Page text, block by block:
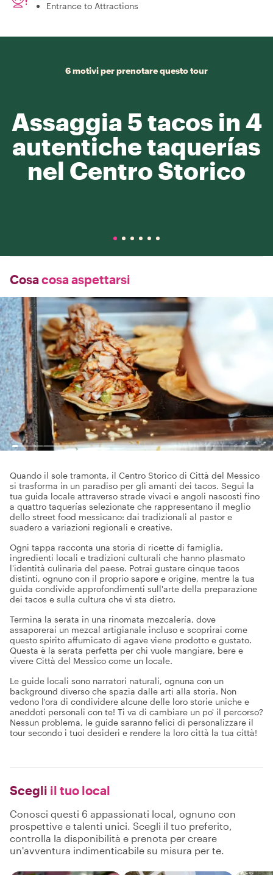
Entrance to Attractions
6 motivi per prenotare questo tour
Assaggia 5 tacos in 4
autentiche taquerías
nel Centro Storico
Cosa cosa aspettarsi
Quando il sole tramonta, il Centro Storico di Città del Messico
si trasforma in un paradiso per gli amanti dei tacos. Segui la
tua guida locale attraverso strade vivaci e angoli nascosti fino
a quattro taquerías selezionate che rappresentano il meglio
dello street food messicano: dai tradizionali al pastor e
suadero a variazioni regionali e creative.
Ogni tappa racconta una storia di ricette di famiglia,
ingredienti locali e tradizioni culturali che hanno plasmato
l'identità culinaria del paese. Potrai gustare cinque tacos
distinti, ognuno con il proprio sapore e origine, mentre la tua
guida condivide approfondimenti sull'arte della preparazione
dei tacos e sulla cultura che vi sta dietro.
Termina la serata in una rinomata mezcalería, dove
assaporerai un mezcal artigianale incluso e scoprirai come
questo spirito affumicato di agave viene prodotto e gustato.
Questa è la serata perfetta per chi vuole mangiare, bere e
vivere Città del Messico come un locale.
Le guide locali sono narratori naturali, ognuna con un
background diverso che spazia dalle arti alla storia. Non
vedono l'ora di condividere alcune delle loro storie uniche e
aneddoti personali con te! Ti va di cambiare un po' il percorso?
Nessun problema, le guide saranno felici di personalizzare il
tour secondo i tuoi desideri e rendere la loro città la tua città!
Scegli il tuo local
Conosci questi 6 appassionati local, ognuno con
prospettive e talenti unici. Scegli il tuo preferito,
controlla la disponibilità e prenota per creare
un'avventura indimenticabile su misura per te.